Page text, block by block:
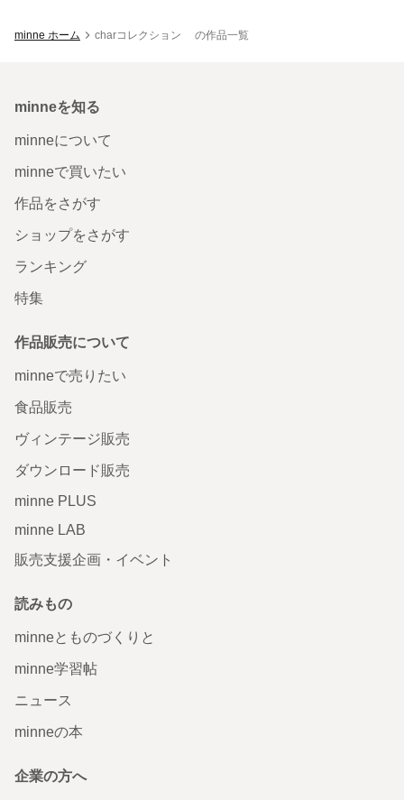
minne ホーム charコレクション の作品一覧
minneを知る
minneについて
minneで買いたい
作品をさがす
ショップをさがす
ランキング
特集
作品販売について
minneで売りたい
食品販売
ヴィンテージ販売
ダウンロード販売
minne PLUS
minne LAB
販売支援企画・イベント
読みもの
minneとものづくりと
minne学習帖
ニュース
minneの本
企業の方へ